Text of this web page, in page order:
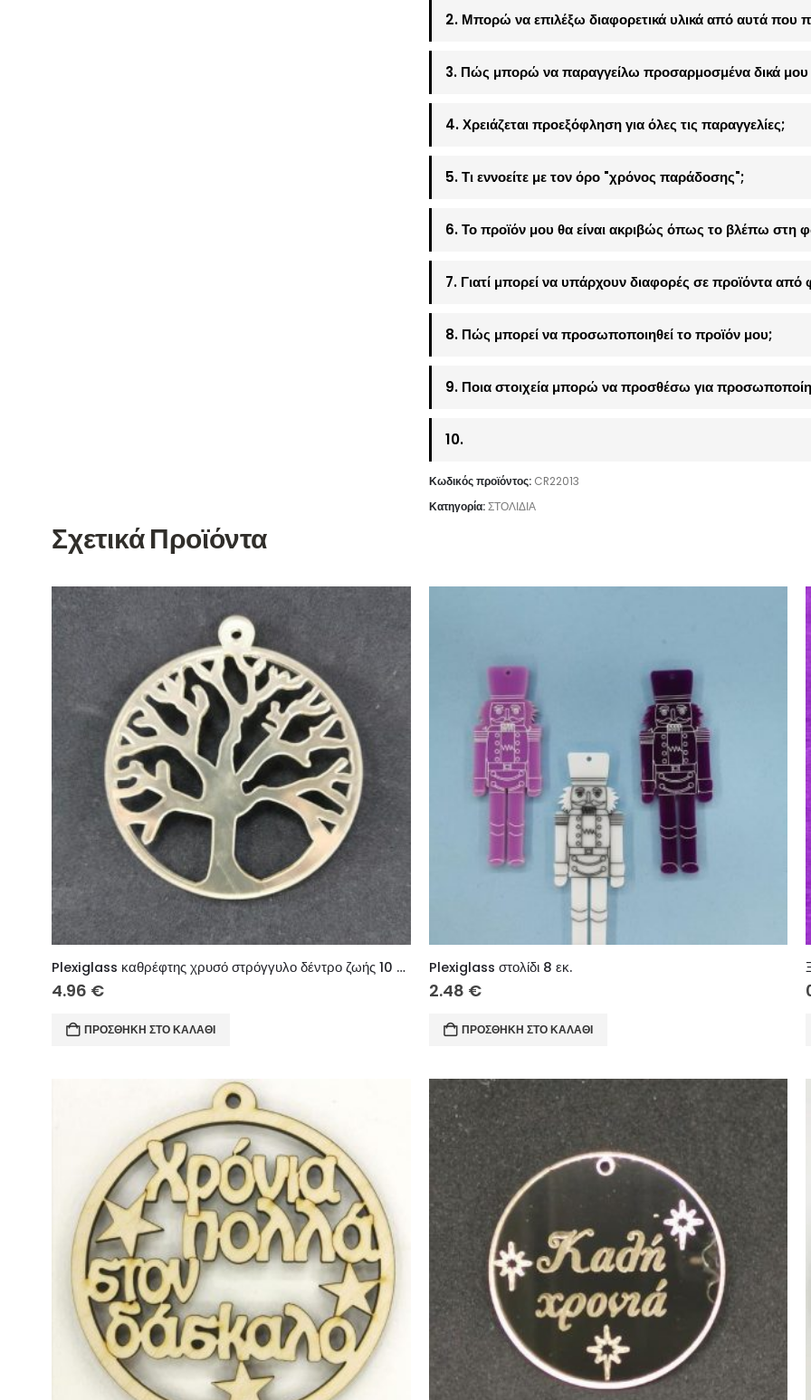
2. Μπορώ να επιλέξω διαφορετικά υλικά από αυτά που
3. Πώς μπορώ να παραγγείλω προσαρμοσμένα δικά μου
4. Χρειάζεται προεξόφληση για όλες τις παραγγελίες;
5. Τι εννοείτε με τον όρο "χρόνος παράδοσης";
6. Το προϊόν μου θα είναι ακριβώς όπως το βλέπω στη
7. Γιατί μπορεί να υπάρχουν διαφορές σε προϊόντα από
8. Πώς μπορεί να προσωποποιηθεί το προϊόν μου;
9. Ποια στοιχεία μπορώ να προσθέσω για
10.
Κωδικός προϊόντος: CR22013
Κατηγορία:ΣΤΟΛΙΔΙΑ
Σχετικά Προϊόντα
Plexiglass καθρέφτης χρυσό στρόγγυλο δέντρο ζωής 10 εκ.
4.96 €
ΠΡΟΣΘΉΚΗ ΣΤΟ ΚΑΛΆΘΙ
Plexiglass στολίδι 8 εκ.
2.48 €
ΠΡΟΣΘΉΚΗ ΣΤΟ ΚΑΛΆΘΙ